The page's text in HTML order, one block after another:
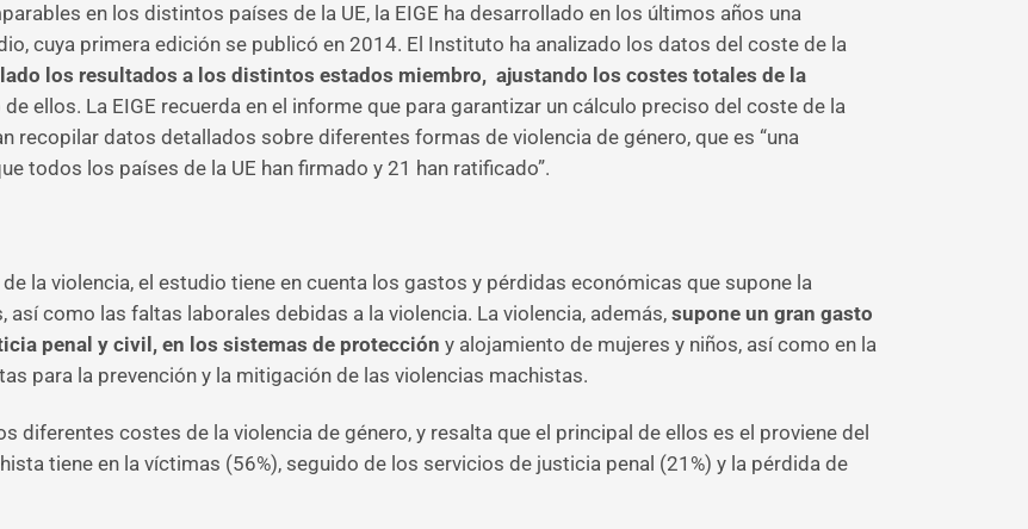
en los distintos países de la UE, la EIGE ha desarrollado en los últimos años una
cuya primera edición se publicó en 2014. El Instituto ha analizado los datos del coste de la
los resultados a los distintos estados miembro, ajustando los costes totales de la
de ellos. La EIGE recuerda en el informe que para garantizar un cálculo preciso del coste de la
recopilar datos detallados sobre diferentes formas de violencia de género, que es “una
todos los países de la UE han firmado y 21 han ratificado”.
la violencia, el estudio tiene en cuenta los gastos y pérdidas económicas que supone la
como las faltas laborales debidas a la violencia. La violencia, además, supone un gran gasto
penal y civil, en los sistemas de protección y alojamiento de mujeres y niños, así como en la
para la prevención y la mitigación de las violencias machistas.
diferentes costes de la violencia de género, y resalta que el principal de ellos es el proviene del
tiene en la víctimas (56%), seguido de los servicios de justicia penal (21%) y la pérdida de